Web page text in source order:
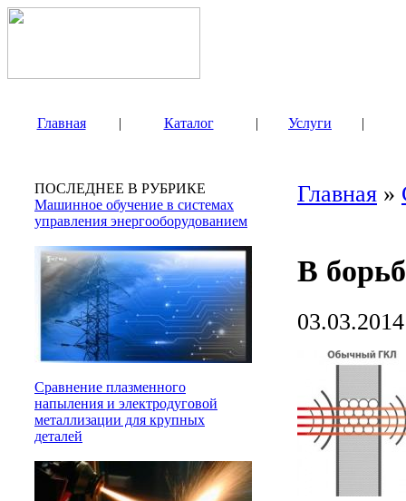
Главная | Каталог | Услуги |
ПОСЛЕДНЕЕ В РУБРИКЕ
Машинное обучение в системах
управления энергооборудованием
Сравнение плазменного
напыления и электродуговой
металлизации для крупных
деталей
Главная »
В
03.03.2014